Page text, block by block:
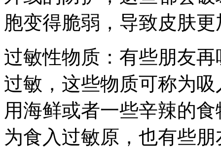
胞变得脆弱，导致皮肤
过敏性物质：有些朋友
过敏，这些物质可称为
用海鲜或者一些辛辣的
为食入过敏原，也有些